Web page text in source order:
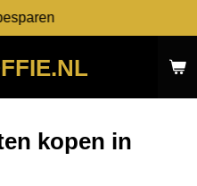
kopen in